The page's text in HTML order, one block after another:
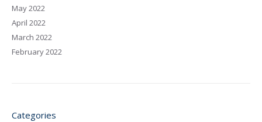
May 2022
April 2022
March 2022
February 2022
Categories